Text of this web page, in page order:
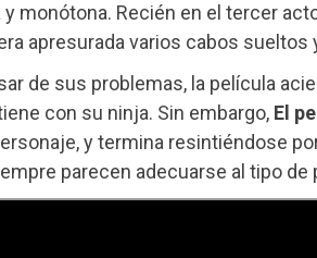
y monótona. Recién en el tercer
apresurada varios cabos
de sus problemas, la película
con su ninja. Sin embargo, El
y termina resintiéndose
parecen adecuarse al tipo